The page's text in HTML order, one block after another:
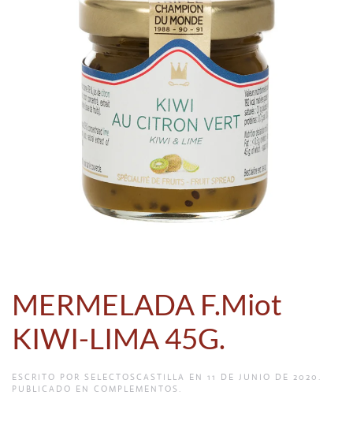
MERMELADA F.Miot
KIWI-LIMA 45G.
ESCRITO POR SELECTOSCASTILLA EN 11 DE JUNIO DE 2020
PUBLICADO EN COMPLEMENTOS